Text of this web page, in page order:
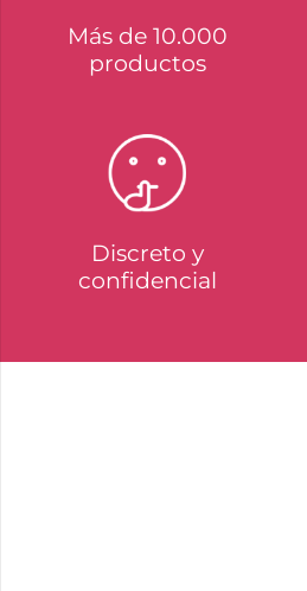
Más de 10.000
productos
Discreto y
confidencial